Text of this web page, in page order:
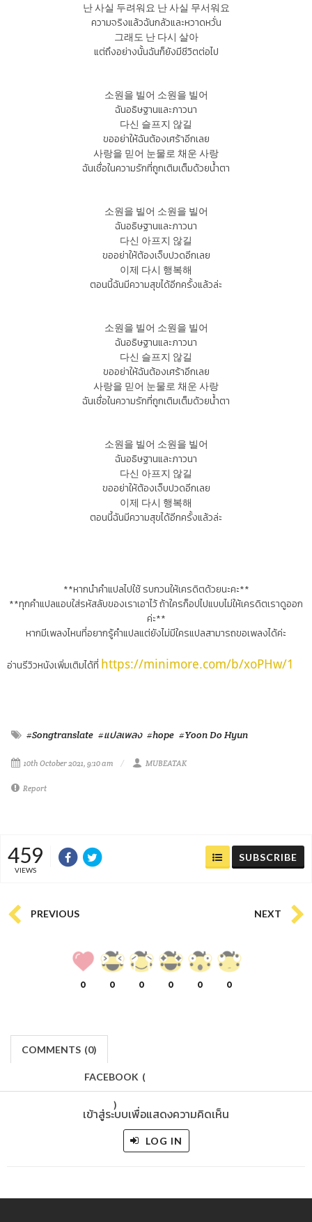
난 사실 두려워요 난 사실 무서워요
ความจริงแล้วฉันกลัวและหวาดหวั่น
그래도 난 다시 살아
แต่ถึงอย่างนั้นฉันก็ยังมีชีวิตต่อไป
소원을 빌어 소원을 빌어
ฉันอธิษฐานและภาวนา
다신 슬프지 않길
ขออย่าให้ฉันต้องเศร้าอีกเลย
사랑을 믿어 눈물로 채운 사랑
ฉันเชื่อในความรักที่ถูกเติมเต็มด้วยน้ำตา
소원을 빌어 소원을 빌어
ฉันอธิษฐานและภาวนา
다신 아프지 않길
ขออย่าให้ต้องเจ็บปวดอีกเลย
이제 다시 행복해
ตอนนี้ฉันมีความสุขได้อีกครั้งแล้วล่ะ
소원을 빌어 소원을 빌어
ฉันอธิษฐานและภาวนา
다신 슬프지 않길
ขออย่าให้ฉันต้องเศร้าอีกเลย
사랑을 믿어 눈물로 채운 사랑
ฉันเชื่อในความรักที่ถูกเติมเต็มด้วยน้ำตา
소원을 빌어 소원을 빌어
ฉันอธิษฐานและภาวนา
다신 아프지 않길
ขออย่าให้ต้องเจ็บปวดอีกเลย
이제 다시 행복해
ตอนนี้ฉันมีความสุขได้อีกครั้งแล้วล่ะ
**หากนำคำแปลไปใช้ รบกวนให้เครดิตด้วยนะคะ**
**ทุกคำแปลแอบใส่รหัสลับของเราเอาไว้ ถ้าใครก็อปไปแบบไม่ให้เครดิตเราดูออก
ค่ะ**
หากมีเพลงไหนที่อยากรู้คำแปลแต่ยังไม่มีใครแปลสามารถขอเพลงได้ค่ะ
อ่านรีวิวหนังเพิ่มเติมได้ที่ https://minimore.com/b/xoPHw/1
#Songtranslate #แปลเพลง #hope #Yoon Do Hyun
10th October 2021, 9:10 am MUBEATAK
Report
459
VIEWS
SUBSCRIBE
PREVIOUS NEXT
0 0 0 0 0 0
COMMENTS (0)
FACEBOOK (
)
เข้าสู่ระบบเพื่อแสดงความคิดเห็น
LOG IN